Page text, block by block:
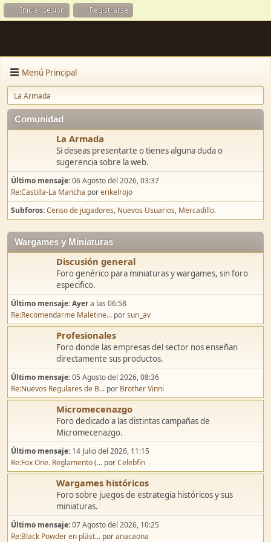
Iniciar sesión Registrarse
Menú Principal
La Armada
Comunidad
La Armada
Si deseas presentarte o tienes alguna duda o
sugerencia sobre la web.
Último mensaje:06 Agosto del 2026, 03:37
Re:Castilla-La Manchaporerikelrojo
Subforos Censo de jugadores Nuevos Usuarios Mercadillo.
Wargames y Miniaturas
Discusión general
Foro genérico para miniaturas y wargames, sin foro
especifico.
Último mensaje:Ayera las 06:58
Re:Recomendarme Maletine...por
Profesionales
Foro donde las empresas del sector nos enseñan
directamente sus productos.
Último mensaje:05 Agosto del 2026, 08:36
Re:Nuevos Regulares de B...porBrother Vinni
Micromecenazgo
Foro dedicado a las distintas campañas de
Micromecenazgo.
Último mensaje:14 Julio del 2026, 11:15
Re:Fox One. Reglamento (...porCelebfin
Wargames históricos
Foro sobre juegos de estrategia históricos y sus
miniaturas.